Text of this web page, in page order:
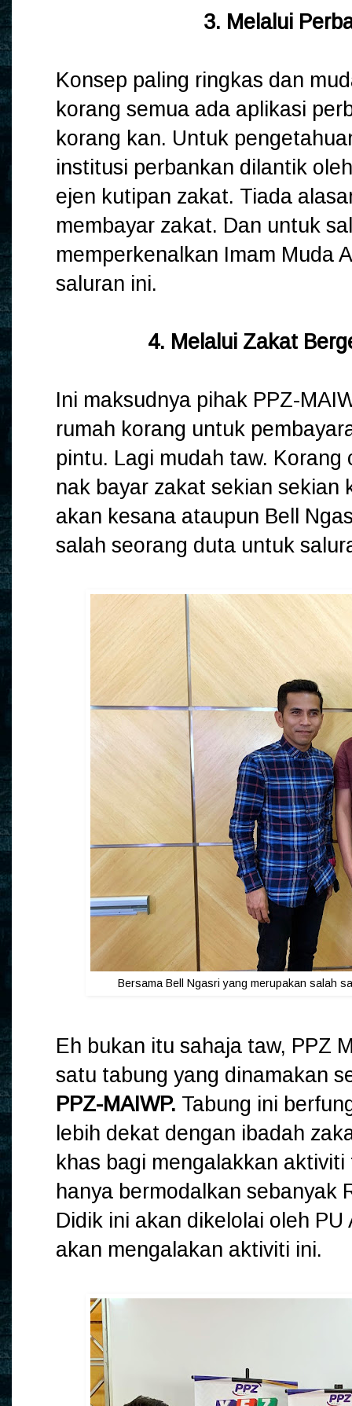
3. Melalui
Konsep paling ringkas dan
korang semua ada aplikasi
korang kan. Untuk
institusi perbankan dilantik
ejen kutipan zakat. Tiada
membayar zakat. Dan untuk
memperkenalkan Imam Muda
saluran ini.
4. Melalui Zakat
Ini maksudnya pihak PPZ-
rumah korang untuk
pintu. Lagi mudah taw.
nak bayar zakat sekian sekian
akan kesana ataupun Bell
salah seorang duta untuk
Bersama Bell Ngasri yang merupakan salah
Eh bukan itu sahaja taw, PPZ
satu tabung yang dinamakan
PPZ-MAIWP. Tabung ini
lebih dekat dengan ibadah
khas bagi mengalakkan
hanya bermodalkan sebanyak
Didik ini akan dikelolai oleh
akan mengalakan aktiviti ini.